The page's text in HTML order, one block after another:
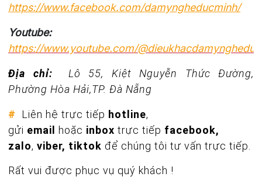
https://www.facebook.com/damyngheducminh/
Youtube:
https://www.youtube.com/
Địa chỉ: Lô 55, Kiệt Nguyễn Thức Đường,
Phường Hòa Hải,TP. Đà Nẵng
# Liên hệ trực tiếp hotline,
gửi email hoặc inbox trực tiếp facebook,
zalo, viber, tiktok để chúng tôi tư vấn trực tiếp.
Rất vui được phục vụ quý khách !